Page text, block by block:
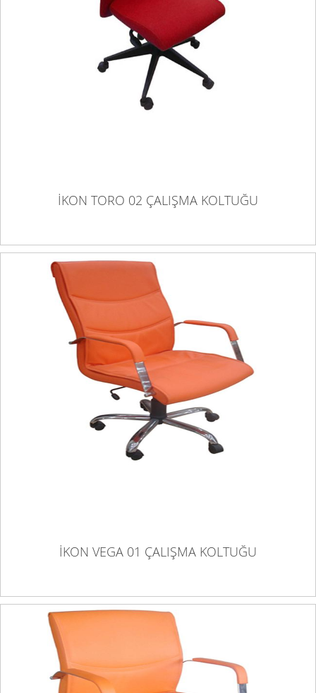
İKON TORO 02 ÇALIŞMA KOLTUĞU
İKON TORO 02 ÇALIŞMA KOLTUĞU
İKON VEGA 01 ÇALIŞMA KOLTUĞU
İKON VEGA 01 ÇALIŞMA KOLTUĞU